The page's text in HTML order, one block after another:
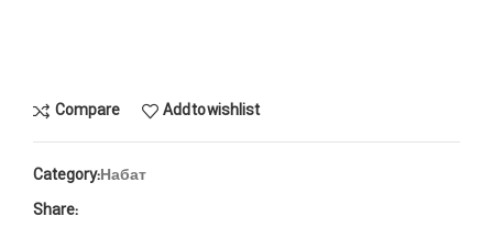
Compare Add to wishlist
Category:Набат
Share: